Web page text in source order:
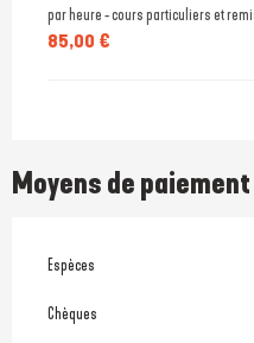
par heure - cours particuliers et
85,00 €
Moyens de paiement
Espèces
Chèques